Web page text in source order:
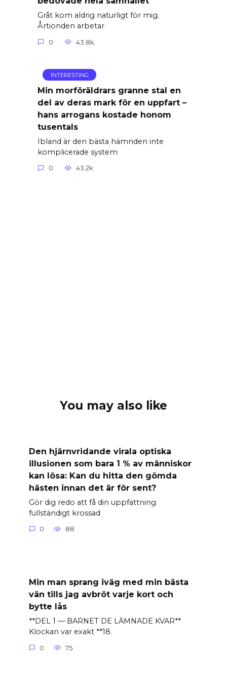
Gråt kom aldrig naturligt för mig.
Årtionden arbetar
0 43.8k.
INTERESTING
Min morföräldrars granne stal en
del av deras mark för en uppfart –
hans arrogans kostade honom
tusentals
Ibland är den bästa hämnden inte
komplicerade system
0 43.2k.
You may also like
Den hjärnvridande virala optiska
illusionen som bara 1 % av människor
kan lösa: Kan du hitta den gömda
hästen innan det är för sent?
Gör dig redo att få din uppfattning
fullständigt krossad
0 88
Min man sprang iväg med min bästa
vän tills jag avbröt varje kort och
bytte lås
**DEL 1 — BARNET DE LÄMNADE KVAR**
Klockan var exakt **18.
0 75